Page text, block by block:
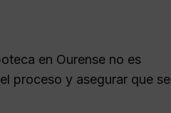
en Ourense no es
proceso y asegurar que se